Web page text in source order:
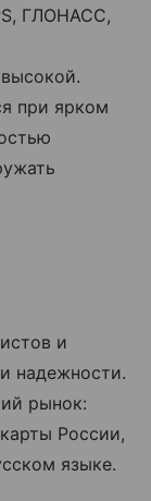
ГЛОНАСС,
при ярком
и
надежности.
рынок:
России,
языке.